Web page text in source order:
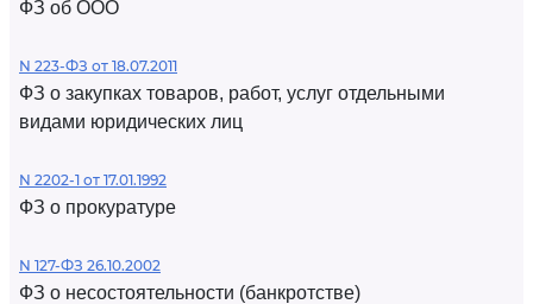
ФЗ об ООО
N 223-ФЗ от 18.07.2011
ФЗ о закупках товаров, работ, услуг отдельными
видами юридических лиц
N 2202-1 от 17.01.1992
ФЗ о прокуратуре
N 127-ФЗ 26.10.2002
ФЗ о несостоятельности (банкротстве)